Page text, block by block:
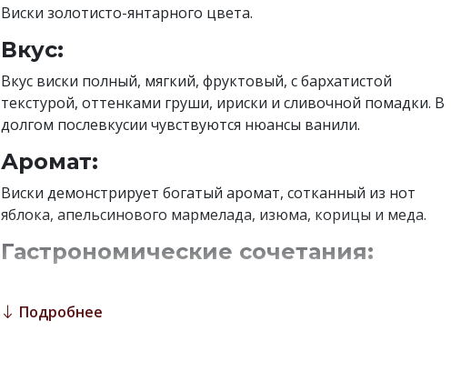
Виски золотисто-янтарного цвета.
Вкус:
Вкус виски полный, мягкий, фруктовый, с бархатистой
текстурой, оттенками груши, ириски и сливочной помадки. В
долгом послевкусии чувствуются нюансы ванили.
Аромат:
Виски демонстрирует богатый аромат, сотканный из нот
яблока, апельсинового мармелада, изюма, корицы и меда.
Гастрономические сочетания:
сигарой.
Подробнее